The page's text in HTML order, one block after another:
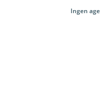
Ingen